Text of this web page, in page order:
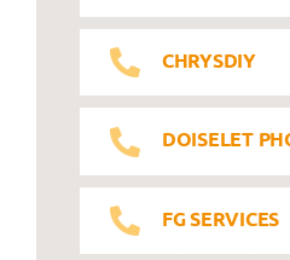
CHRYSDIY
DOISELET
FG SERVICES